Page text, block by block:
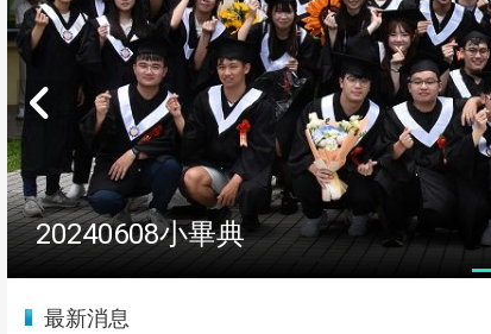
2024全國物理學科能力競賽
最新消息